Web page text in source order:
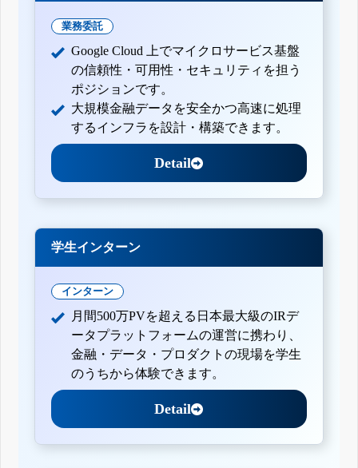
業務委託
Google Cloud 上でマイクロサービス基盤
の信頼性・可用性・セキュリティを担う
ポジションです。
大規模金融データを安全かつ高速に処理
するインフラを設計・構築できます。
Detail
学生インターン
インターン
月間500万PVを超える日本最大級のIRデ
ータプラットフォームの運営に携わり、
金融・データ・プロダクトの現場を学生
のうちから体験できます。
Detail